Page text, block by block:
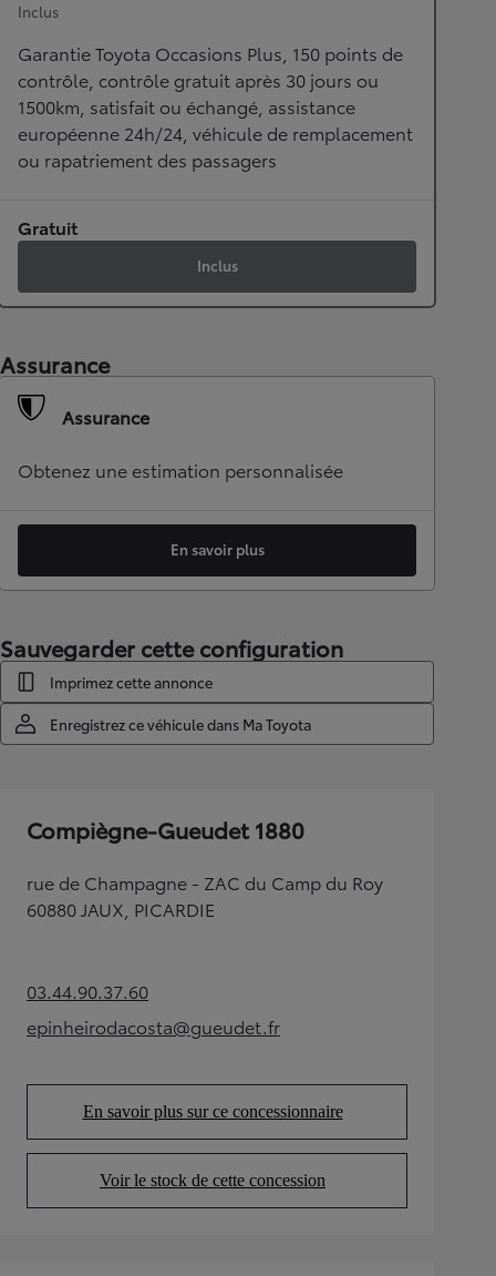
Inclus
Garantie Toyota Occasions Plus, 150 points de
contrôle, contrôle gratuit après 30 jours ou
1500km, satisfait ou échangé, assistance
européenne 24h/24, véhicule de remplacement
ou rapatriement des passagers
Gratuit
Inclus
Assurance
Assurance
Obtenez une estimation personnalisée
En savoir plus
Sauvegarder cette configuration
Imprimez cette annonce
Enregistrez ce véhicule dans Ma Toyota
Compiègne-Gueudet 1880
rue de Champagne - ZAC du Camp du Roy
60880 JAUX, PICARDIE
03.44.90.37.60(Opens in new tab)
epinheirodacosta@gueudet.fr
(Opens in new tab)
En savoir plus sur ce concessionnaire
(Opens in new tab)
Voir le stock de cette concession
(Opens in new tab)